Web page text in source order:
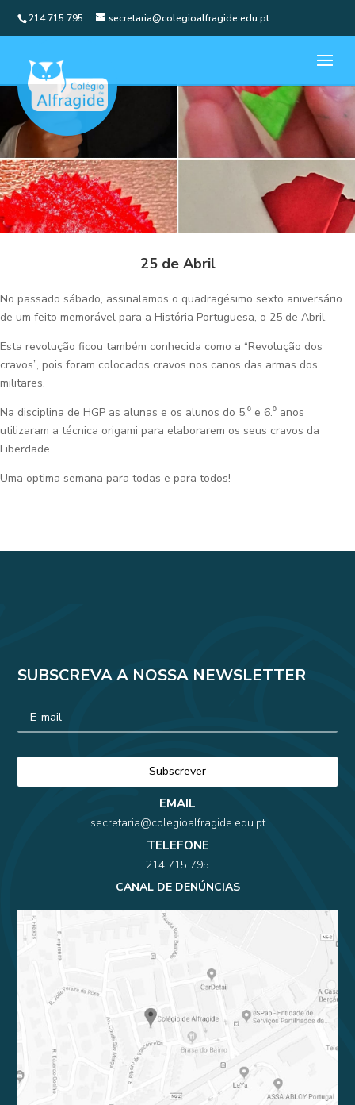
214 715 795 secretaria@colegioalfragide.edu.pt
25 de Abril
No passado sábado, assinalamos o quadragésimo sexto aniversário
de um feito memorável para a História Portuguesa, o 25 de Abril.
Esta revolução ficou também conhecida como a “Revolução dos
cravos”, pois foram colocados cravos nos canos das armas dos
militares.
Na disciplina de HGP as alunas e os alunos do 5.⁰ e 6.⁰ anos
utilizaram a técnica origami para elaborarem os seus cravos da
Liberdade.
Uma optima semana para todas e para todos!
SUBSCREVA A NOSSA NEWSLETTER
EMAIL
secretaria@colegioalfragide.edu.pt
TELEFONE
214 715 795
CANAL DE DENÚNCIAS